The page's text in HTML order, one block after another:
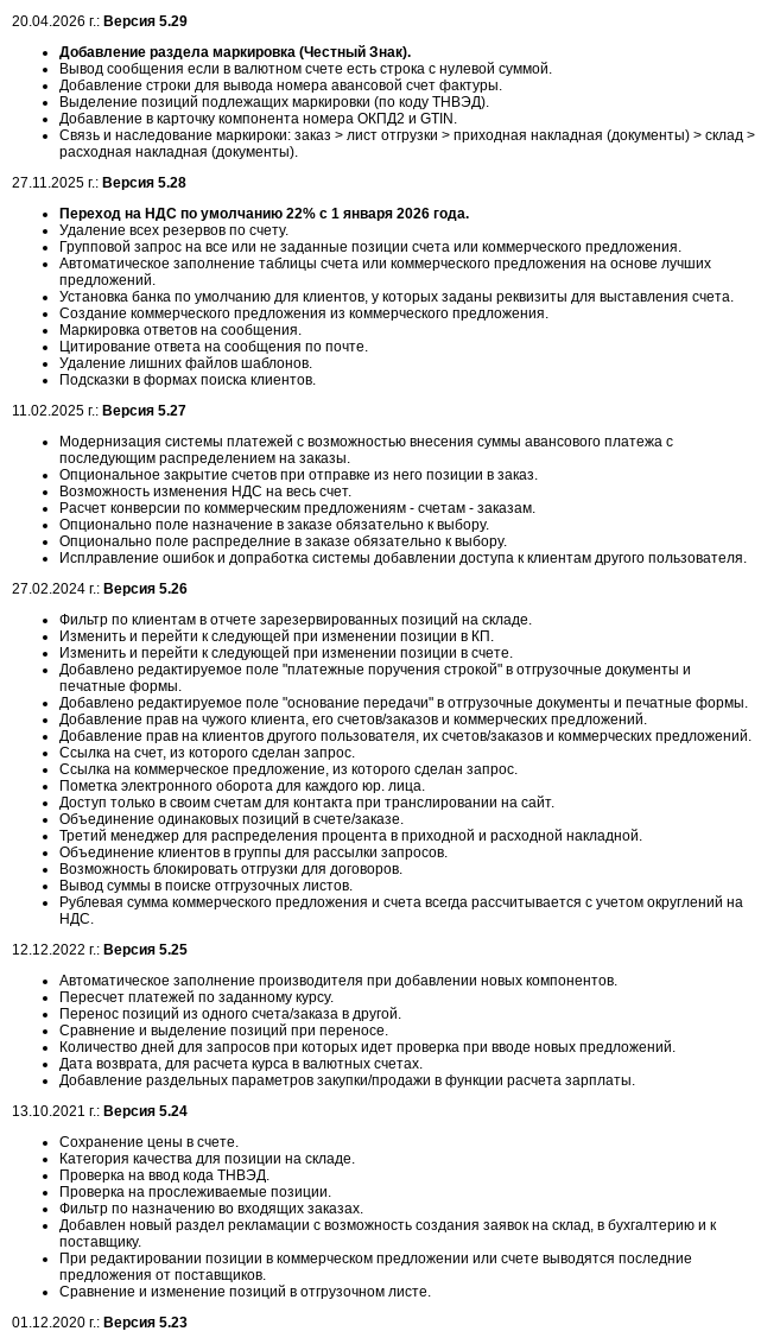
20.04.2026 г.: Версия 5.29
Добавление раздела маркировка (Честный Знак).
Вывод сообщения если в валютном счете есть строка с нулевой суммой.
Добавление строки для вывода номера авансовой счет фактуры.
Выделение позиций подлежащих маркировки (по коду ТНВЭД).
Добавление в карточку компонента номера ОКПД2 и GTIN.
Cвязь и наследование маркироки: заказ > лист отгрузки > приходная накладная (документы) > склад >
расходная накладная (документы).
27.11.2025 г.: Версия 5.28
Переход на НДС по умолчанию 22% с 1 января 2026 года.
Удаление всех резервов по счету.
Групповой запрос на все или не заданные позиции счета или коммерческого предложения.
Автоматическое заполнение таблицы счета или коммерческого предложения на основе лучших
предложений.
Установка банка по умолчанию для клиентов, у которых заданы реквизиты для выставления счета.
Создание коммерческого предложения из коммерческого предложения.
Маркировка ответов на сообщения.
Цитирование ответа на сообщения по почте.
Удаление лишних файлов шаблонов.
Подсказки в формах поиска клиентов.
11.02.2025 г.: Версия 5.27
Модернизация системы платежей с возможностью внесения суммы авансового платежа с
последующим распределением на заказы.
Опциональное закрытие счетов при отправке из него позиции в заказ.
Возможность изменения НДС на весь счет.
Расчет конверсии по коммерческим предложениям - счетам - заказам.
Опционально поле назначение в заказе обязательно к выбору.
Опционально поле распределние в заказе обязательно к выбору.
Исплравление ошибок и допработка системы добавлении доступа к клиентам другого пользователя.
27.02.2024 г.: Версия 5.26
Фильтр по клиентам в отчете зарезервированных позиций на складе.
Изменить и перейти к следующей при изменении позиции в КП.
Изменить и перейти к следующей при изменении позиции в счете.
Добавлено редактируемое поле "платежные поручения строкой" в отгрузочные документы и
печатные формы.
Добавлено редактируемое поле "основание передачи" в отгрузочные документы и печатные формы.
Добавление прав на чужого клиента, его счетов/заказов и коммерческих предложений.
Добавление прав на клиентов другого пользователя, их счетов/заказов и коммерческих предложений.
Ссылка на счет, из которого сделан запрос.
Ссылка на коммерческое предложение, из которого сделан запрос.
Пометка электронного оборота для каждого юр. лица.
Доступ только в своим счетам для контакта при транслировании на сайт.
Объединение одинаковых позиций в счете/заказе.
Третий менеджер для распределения процента в приходной и расходной накладной.
Объединение клиентов в группы для рассылки запросов.
Возможность блокировать отгрузки для договоров.
Вывод суммы в поиске отгрузочных листов.
Рублевая сумма коммерческого предложения и счета всегда рассчитывается с учетом округлений на
НДС.
12.12.2022 г.: Версия 5.25
Автоматическое заполнение производителя при добавлении новых компонентов.
Пересчет платежей по заданному курсу.
Перенос позиций из одного счета/заказа в другой.
Сравнение и выделение позиций при переносе.
Количество дней для запросов при которых идет проверка при вводе новых предложений.
Дата возврата, для расчета курса в валютных счетах.
Добавление раздельных параметров закупки/продажи в функции расчета зарплаты.
13.10.2021 г.: Версия 5.24
Сохранение цены в счете.
Категория качества для позиции на складе.
Проверка на ввод кода ТНВЭД.
Проверка на прослеживаемые позиции.
Фильтр по назначению во входящих заказах.
Добавлен новый раздел рекламации с возможность создания заявок на склад, в бухгалтерию и к
поставщику.
При редактировании позиции в коммерческом предложении или счете выводятся последние
предложения от поставщиков.
Сравнение и изменение позиций в отгрузочном листе.
01.12.2020 г.: Версия 5.23